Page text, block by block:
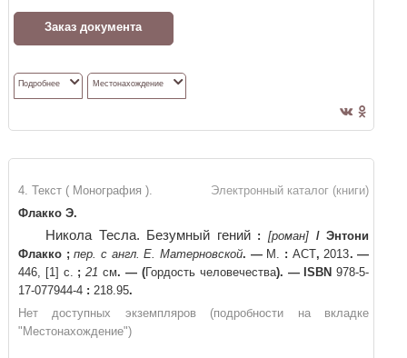
Заказ документа
Подробнее Местонахождение
Электронный каталог (книги)
4. Текст ( Монография ).
Флакко Э.
Никола Тесла. Безумный гений : [роман] / Энтони
Флакко ; пер. с англ. Е. Матерновской. —М. : АСТ, 2013. —
446, [1] с. ; 21 см. — (Гордость человечества). — ISBN 978-5-
17-077944-4 : 218.95.
Нет доступных экземпляров (подробности на вкладке
"Местонахождение")